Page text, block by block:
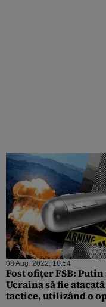
08 Aug. 2022, 18:54
Fost ofițer FSB:
Ucraina să fie
tactice, utilizând o